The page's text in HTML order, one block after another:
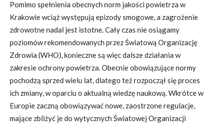
Pomimo spełnienia obecnych norm jakości powietrza w
Krakowie wciąż występują epizody smogowe, a zagrożenie
zdrowotne nadal jest istotne. Cały czas nie osiągamy
poziomów rekomendowanych przez Światową Organizację
Zdrowia (WHO), konieczne są więc dalsze działania w
zakresie ochrony powietrza. Obecnie obowiązujące normy
pochodzą sprzed wielu lat, dlatego też rozpoczął się proces
ich zmiany, w oparciu o aktualną wiedzę naukową. Wkrótce w
Europie zaczną obowiązywać nowe, zaostrzone regulacje,
mające zbliżyć je do wytycznych Światowej Organizacji